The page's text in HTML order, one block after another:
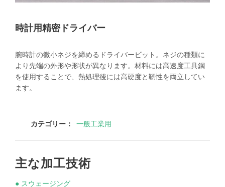
時計用精密ドライバー
腕時計の微小ネジを締めるドライバービット。ネジの種類に
より先端の外形や形状が異なります。材料には高速度工具鋼
を使用することで、熱処理後には高硬度と靭性を両立してい
ます。
カテゴリー： 一般工業用
主な加工技術
● スウェージング